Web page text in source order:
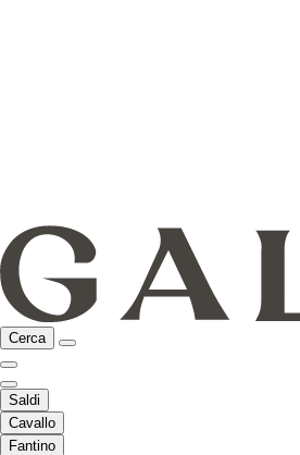
Cerca
Saldi
Cavallo
Fantino